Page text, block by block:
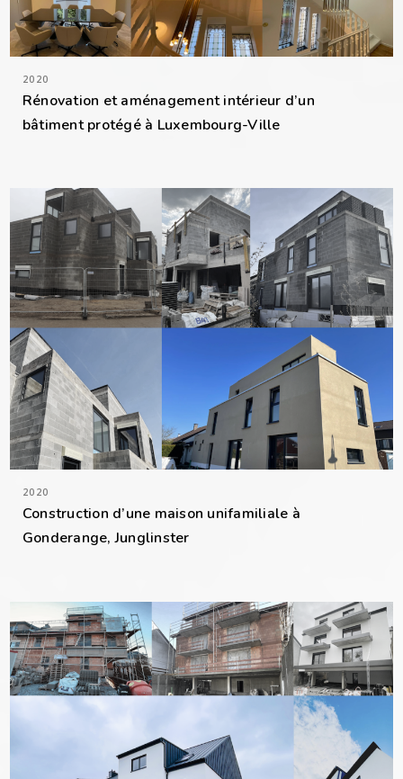
2020
Rénovation et aménagement intérieur d’un
bâtiment protégé à Luxembourg-Ville
2020
Construction d’une maison unifamiliale à
Gonderange, Junglinster